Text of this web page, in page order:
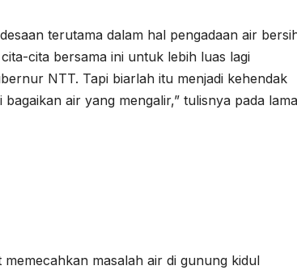
terutama dalam hal pengadaan air
cita bersama ini untuk lebih luas lagi
NTT. Tapi biarlah itu menjadi kehendak
air yang mengalir,” tulisnya pada
masalah air di gunung kidul